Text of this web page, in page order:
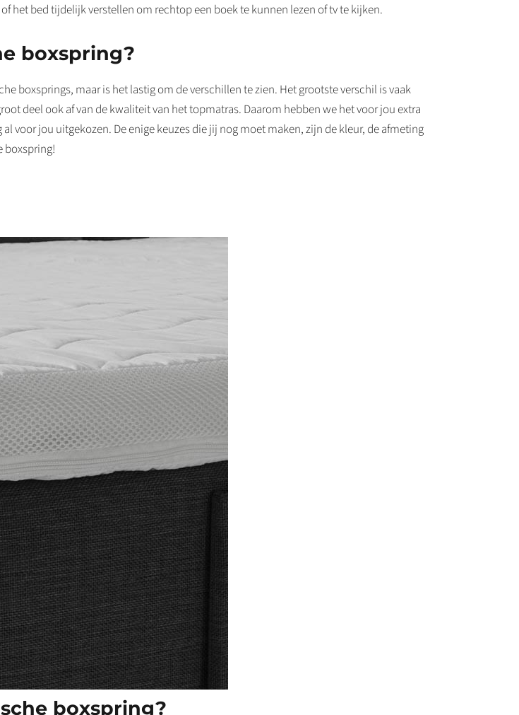
het bed tijdelijk verstellen om rechtop een boek te kunnen lezen of tv te kijken.
boxspring?
boxsprings, maar is het lastig om de verschillen te zien. Het grootste verschil is vaak
deel ook af van de kwaliteit van het topmatras. Daarom hebben we het voor jou extra
voor jou uitgekozen. De enige keuzes die jij nog moet maken, zijn de kleur, de afmeting
boxspring!
boxspring?